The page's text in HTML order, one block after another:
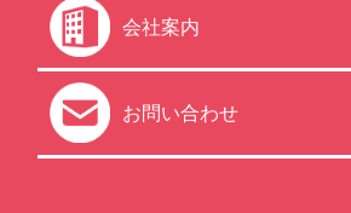
会社案内
お問い合わせ